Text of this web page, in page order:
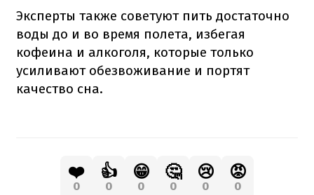
Эксперты также советуют пить достаточно
воды до и во время полета, избегая
кофеина и алкоголя, которые только
усиливают обезвоживание и портят
качество сна.
❤️
0
👍
0
😁
0
🤔
0
😢
0
😡
0